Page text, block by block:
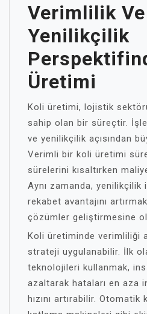
Verimlilik Ve
Yenilikçilik
Üretimi
Koli üretimi, lojistik
sahip olan bir süreçtir.
ve yenilikçilik açısından
Verimli bir koli üretimi
sürelerini kısaltırken
Aynı zamanda, yenilikçilik
rekabet avantajını
çözümler geliştirmesine
Koli üretiminde verimliliği
strateji uygulanabilir. İlk
teknolojileri kullanmak,
azaltarak hataları en aza
hızını artırabilir. Otomatik